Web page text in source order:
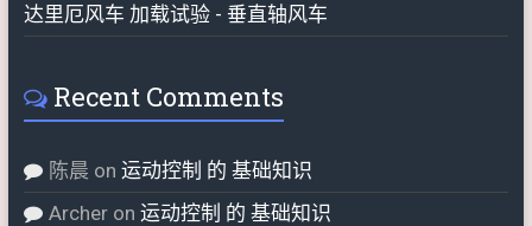
达里厄风车 加载试验 - 垂直轴风车
Recent Comments
陈晨 on 运动控制 的 基础知识
Archeron 运动控制 的 基础知识